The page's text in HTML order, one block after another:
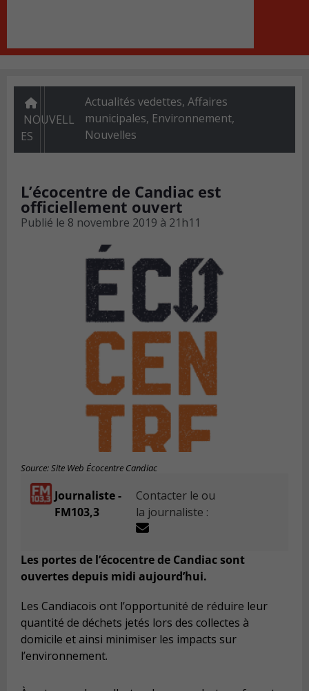
NOUVELL
ES
Actualités vedettes, Affaires
municipales, Environnement,
Nouvelles
L’écocentre de Candiac est
officiellement ouvert
Publié le 8 novembre 2019 à 21h11
Source: Site Web Écocentre Candiac
Journaliste -
FM103,3
Contacter le ou
la journaliste :
Les portes de l’écocentre de Candiac sont
ouvertes depuis midi aujourd’hui.
Les Candiacois ont l’opportunité de réduire leur
quantité de déchets jetés lors des collectes à
domicile et ainsi minimiser les impacts sur
l’environnement.